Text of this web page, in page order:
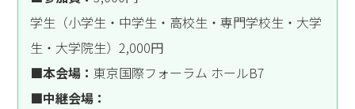
学生（小学生・中学生・高校生・専門学校生・大学
生・大学院生）2,000円
■本会場：東京国際フォーラム ホールB7
■中継会場：